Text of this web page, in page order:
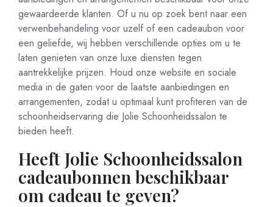
gewaardeerde klanten. Of u nu op zoek bent naar een
verwenbehandeling voor uzelf of een cadeaubon voor
een geliefde, wij hebben verschillende opties om u te
laten genieten van onze luxe diensten tegen
aantrekkelijke prijzen. Houd onze website en sociale
media in de gaten voor de laatste aanbiedingen en
arrangementen, zodat u optimaal kunt profiteren van de
schoonheidservaring die Jolie Schoonheidssalon te
bieden heeft.
Heeft Jolie Schoonheidssalon
cadeaubonnen beschikbaar
om cadeau te geven?